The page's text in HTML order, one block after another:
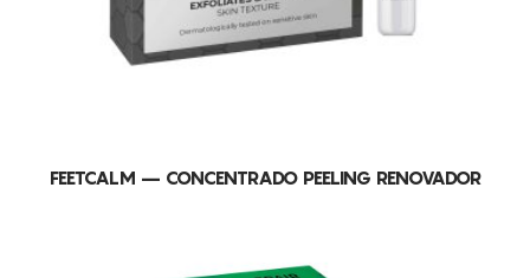
FEETCALM – CONCENTRADO PEELING RENOVADOR